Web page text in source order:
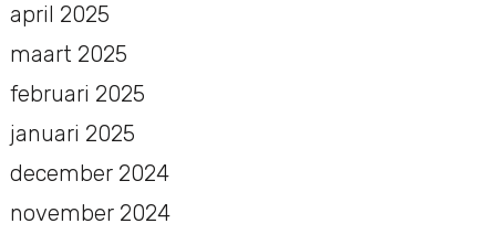
april 2025
maart 2025
februari 2025
januari 2025
december 2024
november 2024